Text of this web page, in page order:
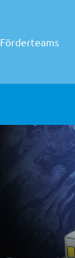
Förderteams